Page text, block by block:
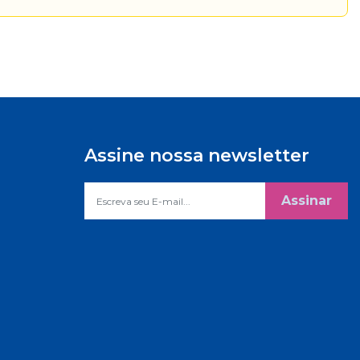
Assine nossa newsletter
Assinar